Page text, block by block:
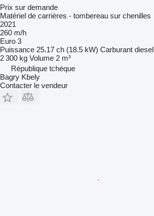
Prix sur demande
Matériel de carrières - tombereau sur chenilles
2021
260 m/h
Euro 3
Puissance 25.17 ch (18.5 kW) Carburant diesel
2 300 kg Volume 2 m³
République tchèque
Bagry Kbely
Contacter le vendeur